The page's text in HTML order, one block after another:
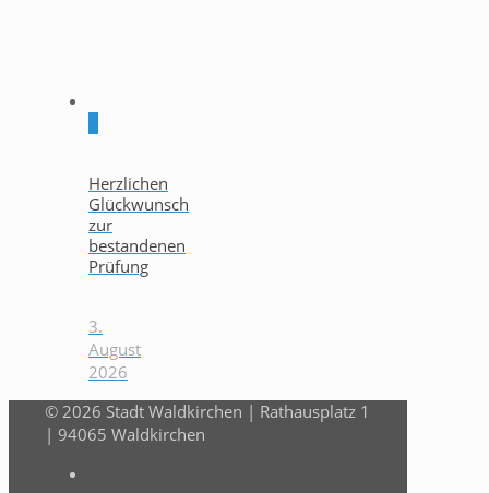
Herzlichen
Glückwunsch
zur
bestandenen
Prüfung
3.
August
2026
© 2026 Stadt Waldkirchen | Rathausplatz 1
| 94065 Waldkirchen